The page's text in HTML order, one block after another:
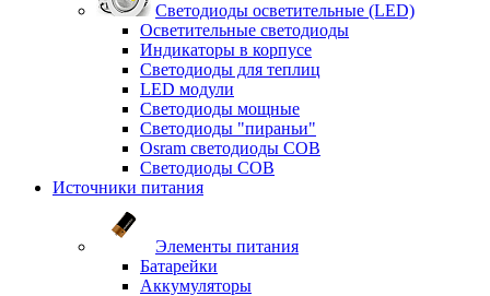
Светодиоды осветительные (LED)
Осветительные светодиоды
Индикаторы в корпусе
Светодиоды для теплиц
LED модули
Светодиоды мощные
Светодиоды "пираньи"
Osram светодиоды COB
Светодиоды COB
Источники питания
Элементы питания
Батарейки
Аккумуляторы